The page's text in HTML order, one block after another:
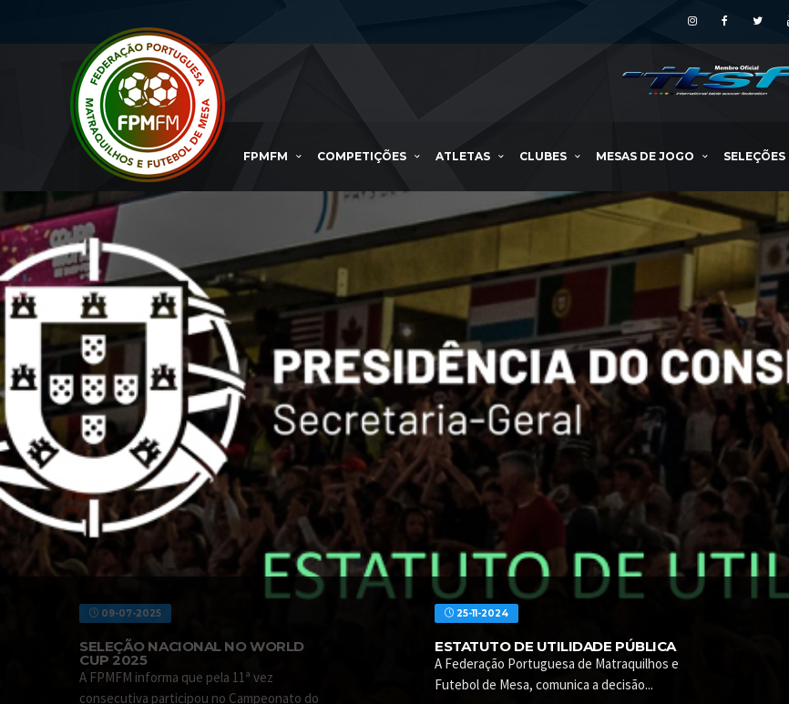
FPMFM COMPETIÇÕES ATLETAS CLUBES MESAS DE JOGO SELEÇÕES
09-07-2025
SELEÇÃO NACIONAL NO WORLD
CUP 2025
A FPMFM informa que pela 11ª vez
consecutiva participou no Campeonato do
25-11-2024
ESTATUTO DE UTILIDADE PÚBLICA
A Federação Portuguesa de Matraquilhos e
Futebol de Mesa, comunica a decisão...